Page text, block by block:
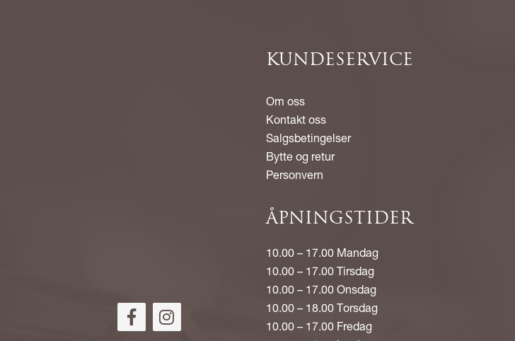
KUNDESERVICE
Om oss
Kontakt oss
Salgsbetingelser
Bytte og retur
Personvern
ÅPNINGSTIDER
10.00 – 17.00 Mandag
10.00 – 17.00 Tirsdag
10.00 – 17.00 Onsdag
10.00 – 18.00 Torsdag
10.00 – 17.00 Fredag